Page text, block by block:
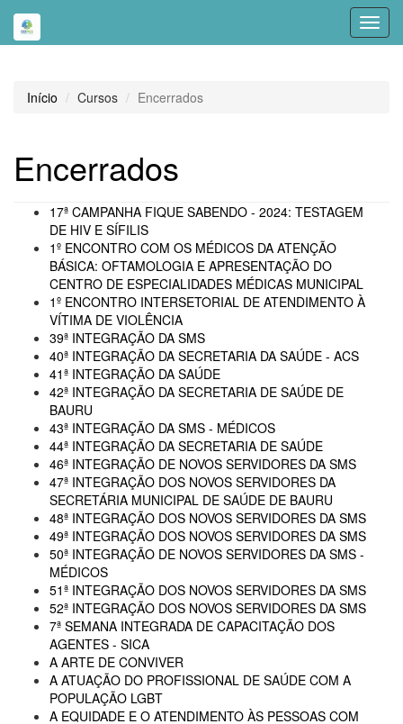
Início Cursos Encerrados
Encerrados
17ª CAMPANHA FIQUE SABENDO - 2024: TESTAGEM
DE HIV E SÍFILIS
1º ENCONTRO COM OS MÉDICOS DA ATENÇÃO
BÁSICA: OFTAMOLOGIA E APRESENTAÇÃO DO
CENTRO DE ESPECIALIDADES MÉDICAS MUNICIPAL
1º ENCONTRO INTERSETORIAL DE ATENDIMENTO À
VÍTIMA DE VIOLÊNCIA
39ª INTEGRAÇÃO DA SMS
40ª INTEGRAÇÃO DA SECRETARIA DA SAÚDE - ACS
41ª INTEGRAÇÃO DA SAÚDE
42ª INTEGRAÇÃO DA SECRETARIA DE SAÚDE DE
BAURU
43ª INTEGRAÇÃO DA SMS - MÉDICOS
44ª INTEGRAÇÃO DA SECRETARIA DE SAÚDE
46ª INTEGRAÇÃO DE NOVOS SERVIDORES DA SMS
47ª INTEGRAÇÃO DOS NOVOS SERVIDORES DA
SECRETÁRIA MUNICIPAL DE SAÚDE DE BAURU
48ª INTEGRAÇÃO DOS NOVOS SERVIDORES DA SMS
49ª INTEGRAÇÃO DOS NOVOS SERVIDORES DA SMS
50ª INTEGRAÇÃO DE NOVOS SERVIDORES DA SMS -
MÉDICOS
51ª INTEGRAÇÃO DOS NOVOS SERVIDORES DA SMS
52ª INTEGRAÇÃO DOS NOVOS SERVIDORES DA SMS
7ª SEMANA INTEGRADA DE CAPACITAÇÃO DOS
AGENTES - SICA
A ARTE DE CONVIVER
A ATUAÇÃO DO PROFISSIONAL DE SAÚDE COM A
POPULAÇÃO LGBT
A EQUIDADE E O ATENDIMENTO ÀS PESSOAS COM